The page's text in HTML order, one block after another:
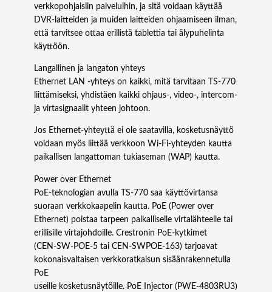
verkkopohjaisiin palveluihin, ja sitä voidaan käyttää
DVR-laitteiden ja muiden laitteiden ohjaamiseen ilman,
että tarvitsee ottaa erillistä tablettia tai älypuhelinta
käyttöön.
Langallinen ja langaton yhteys
Ethernet LAN -yhteys on kaikki, mitä tarvitaan TS‑770
liittämiseksi, yhdistäen kaikki ohjaus-, video-, intercom-
ja virtasignaalit yhteen johtoon.
Jos Ethernet-yhteyttä ei ole saatavilla, kosketusnäyttö
voidaan myös liittää verkkoon Wi-Fi-yhteyden kautta
paikallisen langattoman tukiaseman (WAP) kautta.
Power over Ethernet
PoE-teknologian avulla TS‑770 saa käyttövirtansa
suoraan verkkokaapelin kautta. PoE (Power over
Ethernet) poistaa tarpeen paikalliselle virtalähteelle tai
erillisille virtajohdoille. Crestronin PoE-kytkimet
(CEN‑SW‑POE‑5 tai CEN‑SWPOE‑163) tarjoavat
kokonaisvaltaisen verkkoratkaisun sisäänrakennetulla
PoE
useille kosketusnäytöille. PoE Injector (PWE‑4803RU3)